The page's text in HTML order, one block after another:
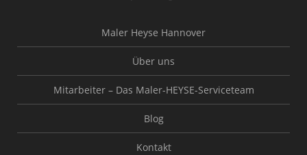
Maler Heyse Hannover
Über uns
Mitarbeiter – Das Maler-HEYSE-Serviceteam
Blog
Kontakt